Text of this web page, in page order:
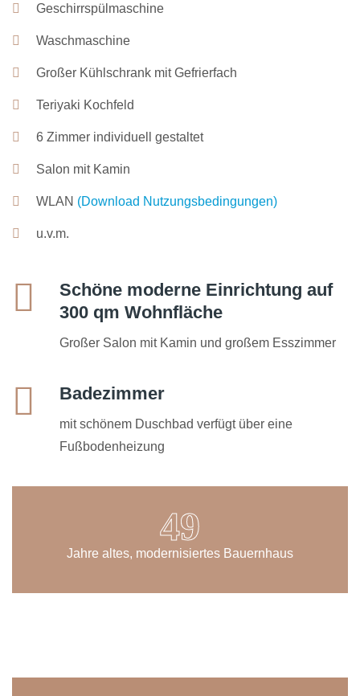
Geschirrspülmaschine
Waschmaschine
Großer Kühlschrank mit Gefrierfach
Teriyaki Kochfeld
6 Zimmer individuell gestaltet
Salon mit Kamin
WLAN (Download Nutzungsbedingungen)
u.v.m.
Schöne moderne Einrichtung auf
300 qm Wohnfläche
Großer Salon mit Kamin und großem Esszimmer
Badezimmer
mit schönem Duschbad verfügt über eine
Fußbodenheizung
59
Jahre altes, modernisiertes Bauernhaus